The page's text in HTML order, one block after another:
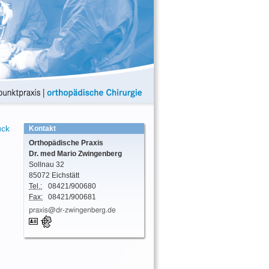
Kontakt
Orthopädische Praxis
Dr. med Mario Zwingenberg
Sollnau 32
85072 Eichstätt
Tel.:
08421/900680
Fax:
08421/900681
vCard